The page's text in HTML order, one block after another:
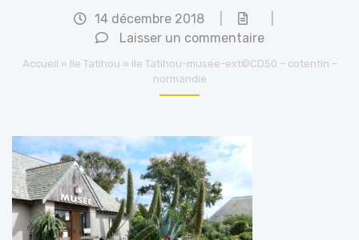
14 décembre 2018
Laisser un commentaire
Accueil » Ile Tatihou » ile Tatihou-musee-ext©CD50 – cotentin –
normandie